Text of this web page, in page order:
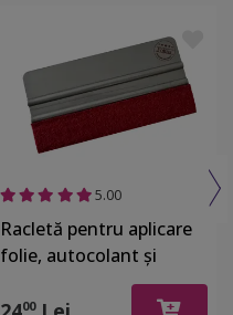
5.00
Racletă pentru aplicare
folie, autocolant şi
stickere, din plastic,
dimensiuni 15x7,5 cm cu
00